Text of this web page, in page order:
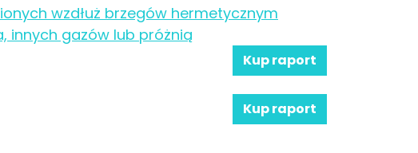
wzdłuż brzegów hermetycznym
innych gazów lub próżnią
Kup raport
Kup raport